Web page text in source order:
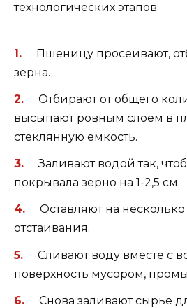
технологических этапов:
Пшеницу просеивают,
зерна.
Отбирают от общего
высыпают ровным слоем в
стеклянную емкость.
Заливают водой так,
покрывала зерно на 1-2,5 см.
Оставляют на несколько
отстаивания.
Сливают воду вместе с
поверхность мусором,
Снова заливают сырье